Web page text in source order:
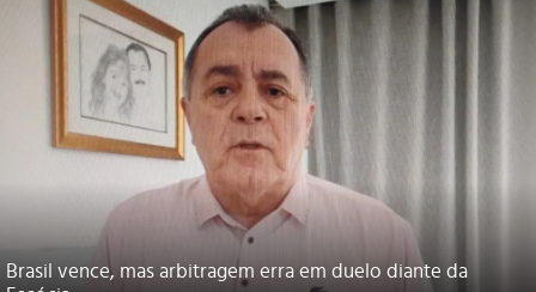
Brasil vence, mas arbitragem erra em duelo diante da